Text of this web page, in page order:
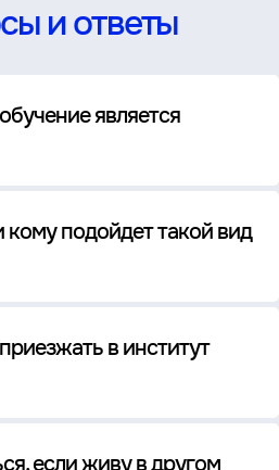
и ответы
является
подойдет такой вид
в институт
если живу в другом